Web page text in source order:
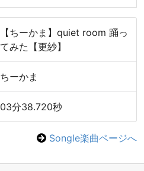
【ちーかま】quiet room 踊っ
てみた【更紗】
ちーかま
03分38.720秒
Songle楽曲ページへ